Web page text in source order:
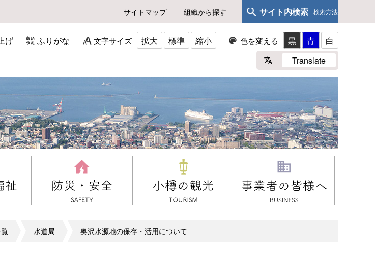
サイトマップ 組織から探す サイト内検索 検索方法
げ ふりがな 文字サイズ 拡大 標準 縮小 色を変える 黒 青
白
Translate
水道局 奥沢水源地の保存・活用について